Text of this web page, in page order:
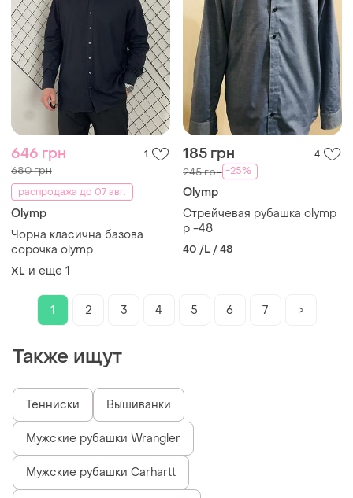
646 грн 1
680 грн
распродажа до 07 авг.
Olymp
Чорна класична базова
сорочка olymp
XL и еще 1
185 грн 4
245 грн -25%
Olymp
Стрейчевая рубашка olymp
p -48
40 /L / 48
1 2 3 4 5 6 7 >
Также ищут
Тенниски Вышиванки
Мужские рубашки Wrangler
Мужские рубашки Carhartt